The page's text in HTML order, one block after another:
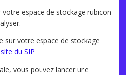
votre espace de stockage rubicon
sur votre espace de stockage
site du SIP
vous pouvez lancer une